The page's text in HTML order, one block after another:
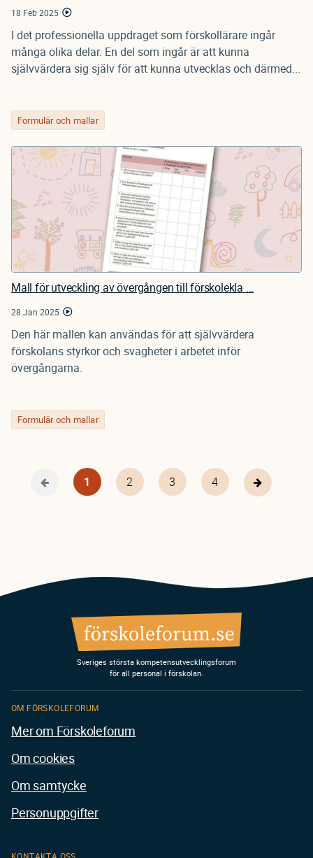
18 Feb 2025
I det professionella uppdraget som förskollärare ingår
många olika delar. En del som ingår är att kunna
självvärdera sig själv för att kunna utvecklas och därmed...
Formulär och mallar
Mall för utveckling av övergången till förskolekla ...
28 Jan 2025
Den här mallen kan användas för att självvärdera
förskolans styrkor och svagheter i arbetet inför
övergångarna.
Formulär och mallar
PaginationFöregåendeNuvarande
sida
1 Page
2 Page
3 Page
4
Nästa
sida
Sveriges största kompetensutvecklingsforum
för all personal i förskolan.
KONTAKTA OSS
OM FÖRSKOLEFORUM
Mer om Förskoleforum
Om cookies
Om samtycke
Personuppgifter